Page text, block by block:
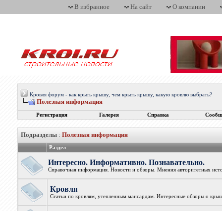
В избранное На сайт О компании
Кровля форум - как крыть крышу, чем крыть крышу, какую кровлю выбрать?
Полезная информация
Регистрация Галерея Справка
Подразделы: Полезная информация
Раздел
Интересно. Информативно. Познавательно.
Справочная информация. Новости и обзоры. Мнения авторитетных
Кровля
Статьи по кровлям, утепленным мансардам. Интересные обзоры о